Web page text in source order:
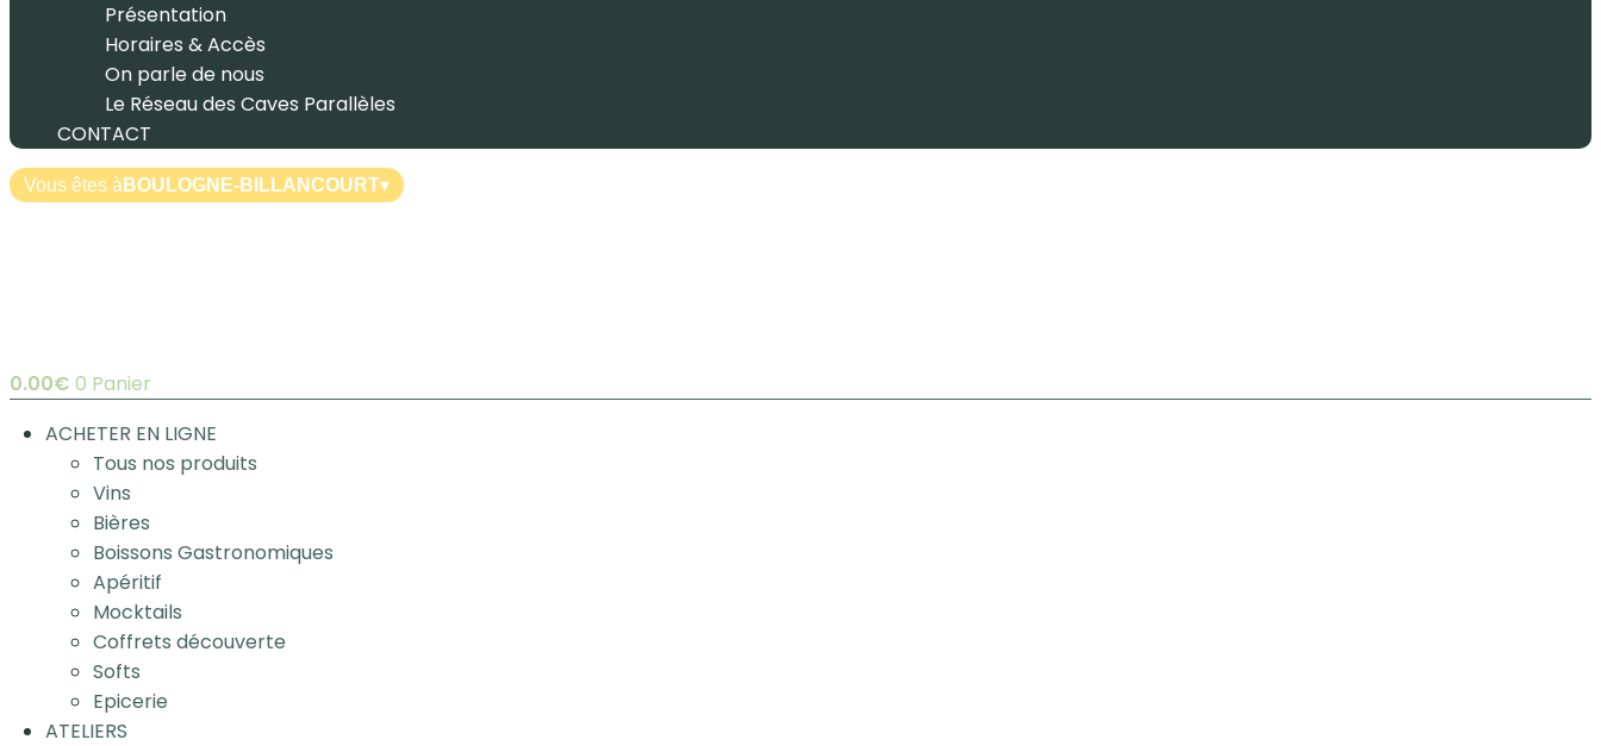
Présentation
Horaires & Accès
On parle de nous
Le Réseau des Caves Parallèles
CONTACT
Vous êtes à BOULOGNE-BILLANCOURT▾
0.00€ 0 Panier
ACHETER EN LIGNE
Tous nos produits
Vins
Bières
Boissons Gastronomiques
Apéritif
Mocktails
Coffrets découverte
Softs
Epicerie
ATELIERS